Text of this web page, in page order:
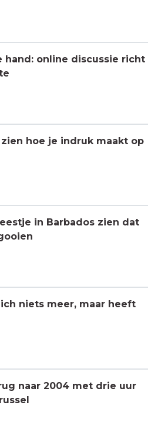
online discussie richt
hoe je indruk maakt op
in Barbados zien dat
niets meer, maar heeft
naar 2004 met drie uur